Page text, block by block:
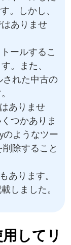
。しかし、
ありませ
ールするこ
。また、
された中古の
ありませ
つかありま
のようなツー
除すること
あります。
しました。
してリ